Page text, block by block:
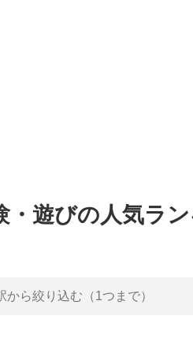
・遊びの人気ラ